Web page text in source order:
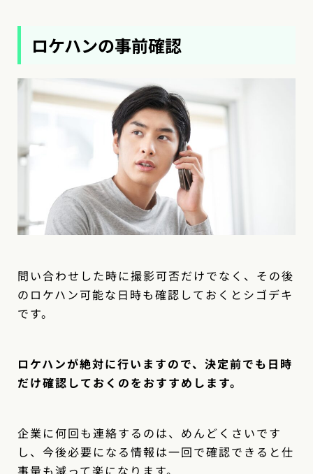
ロケハンの事前確認
問い合わせした時に撮影可否だけでなく、その後
のロケハン可能な日時も確認しておくとシゴデキ
です。
ロケハンが絶対に行いますので、決定前でも日時
だけ確認しておくのをおすすめします。
企業に何回も連絡するのは、めんどくさいです
し、今後必要になる情報は一回で確認できると仕
事量も減って楽になります。